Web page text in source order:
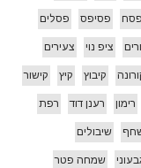
פסח פסיפס פסלים
ציפ נוי צעירים
קיבוץ קיץ קישור
רימון רענן דוד רפת
שיבולים
שמחה פטר